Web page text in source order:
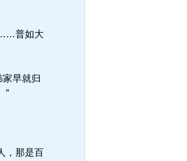
……普如大
早就归
”
，那是百